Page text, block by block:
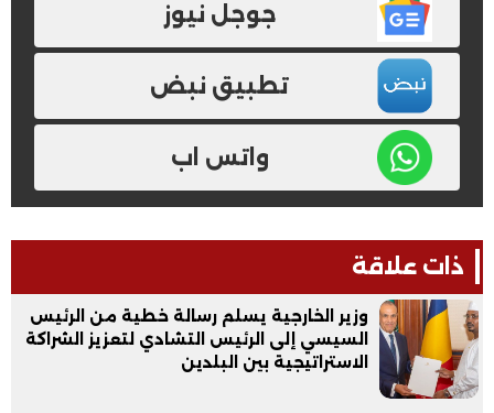
جوجل نيوز
تطبيق نبض
واتس اب
ذات علاقة
وزير الخارجية يسلم رسالة خطية من الرئيس
السيسي إلى الرئيس التشادي لتعزيز الشراكة
الاستراتيجية بين البلدين